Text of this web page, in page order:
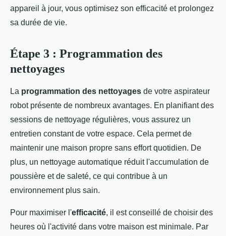
appareil à jour, vous optimisez son efficacité et prolongez
sa durée de vie.
Étape 3 : Programmation des
nettoyages
La programmation des nettoyages de votre aspirateur
robot présente de nombreux avantages. En planifiant des
sessions de nettoyage régulières, vous assurez un
entretien constant de votre espace. Cela permet de
maintenir une maison propre sans effort quotidien. De
plus, un nettoyage automatique réduit l'accumulation de
poussière et de saleté, ce qui contribue à un
environnement plus sain.
Pour maximiser l'efficacité, il est conseillé de choisir des
heures où l'activité dans votre maison est minimale. Par